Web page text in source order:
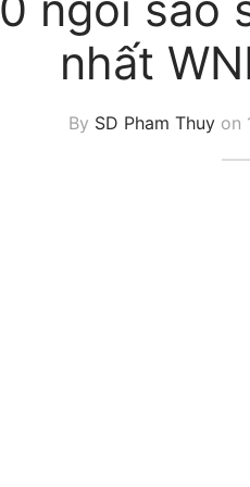
nhất
By SD Pham Thuy on